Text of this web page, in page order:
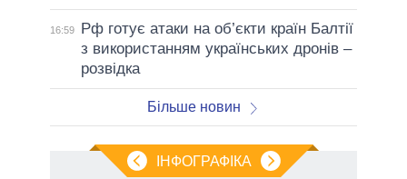
16:59
Рф готує атаки на об’єкти країн Балтії
з використанням українських дронів –
розвідка
Більше новин
ІНФОГРАФІКА